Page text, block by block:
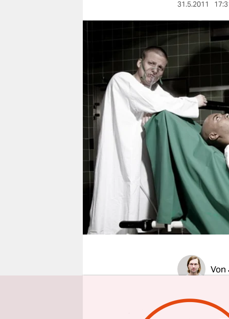
nord
wahrheit
verlag
verlag
veranstaltungen
shop
fragen & hilfe
unterstützen
abo
genossenschaft
epaper login
31.5.2011
Von
Je